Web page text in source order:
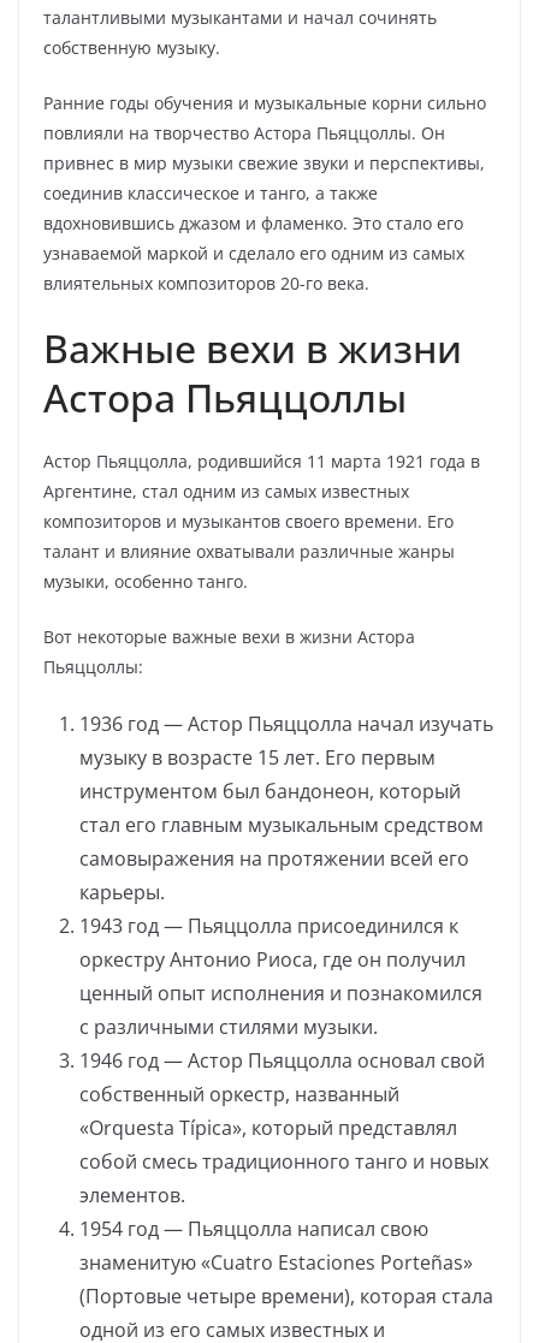
талантливыми музыкантами и начал сочинять
собственную музыку.
Ранние годы обучения и музыкальные корни сильно
повлияли на творчество Астора Пьяццоллы. Он
привнес в мир музыки свежие звуки и перспективы,
соединив классическое и танго, а также
вдохновившись джазом и фламенко. Это стало его
узнаваемой маркой и сделало его одним из самых
влиятельных композиторов 20-го века.
Важные вехи в жизни
Астора Пьяццоллы
Астор Пьяццолла, родившийся 11 марта 1921 года в
Аргентине, стал одним из самых известных
композиторов и музыкантов своего времени. Его
талант и влияние охватывали различные жанры
музыки, особенно танго.
Вот некоторые важные вехи в жизни Астора
Пьяццоллы:
1936 год — Астор Пьяццолла начал изучать
музыку в возрасте 15 лет. Его первым
инструментом был бандонеон, который
стал его главным музыкальным средством
самовыражения на протяжении всей его
карьеры.
1943 год — Пьяццолла присоединился к
оркестру Антонио Риоса, где он получил
ценный опыт исполнения и познакомился
с различными стилями музыки.
1946 год — Астор Пьяццолла основал свой
собственный оркестр, названный
«Orquesta Típica», который представлял
собой смесь традиционного танго и новых
элементов.
1954 год — Пьяццолла написал свою
знаменитую «Cuatro Estaciones Porteñas»
(Портовые четыре времени), которая стала
одной из его самых известных и